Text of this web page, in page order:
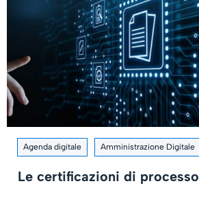
Agenda digitale Amministrazione Digitale
Le certificazioni di processo